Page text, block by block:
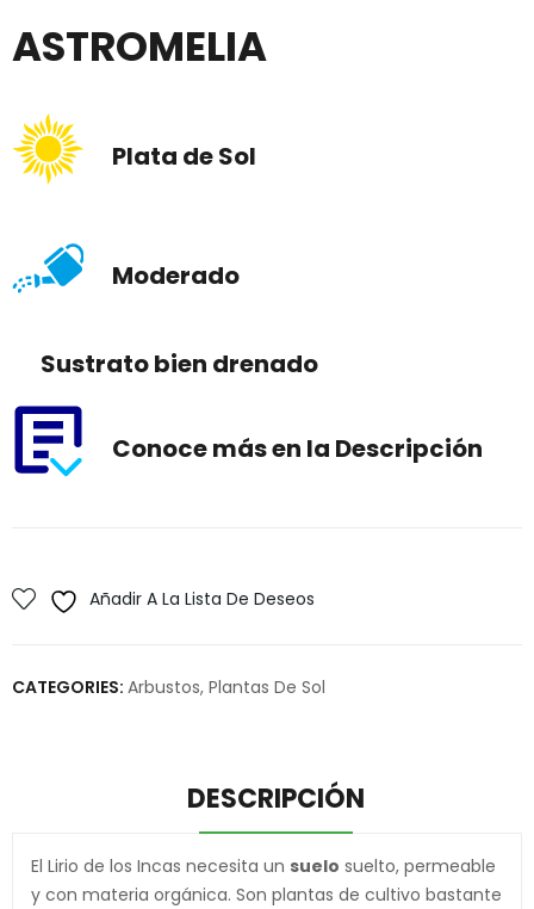
ASTROMELIA
Plata de Sol
Moderado
Sustrato bien drenado
Conoce más en la Descripción
Añadir A La Lista De Deseos
CATEGORIES: Arbustos, Plantas De Sol
DESCRIPCIÓN
El Lirio de los Incas necesita un suelo suelto, permeable
y con materia orgánica. Son plantas de cultivo bastante